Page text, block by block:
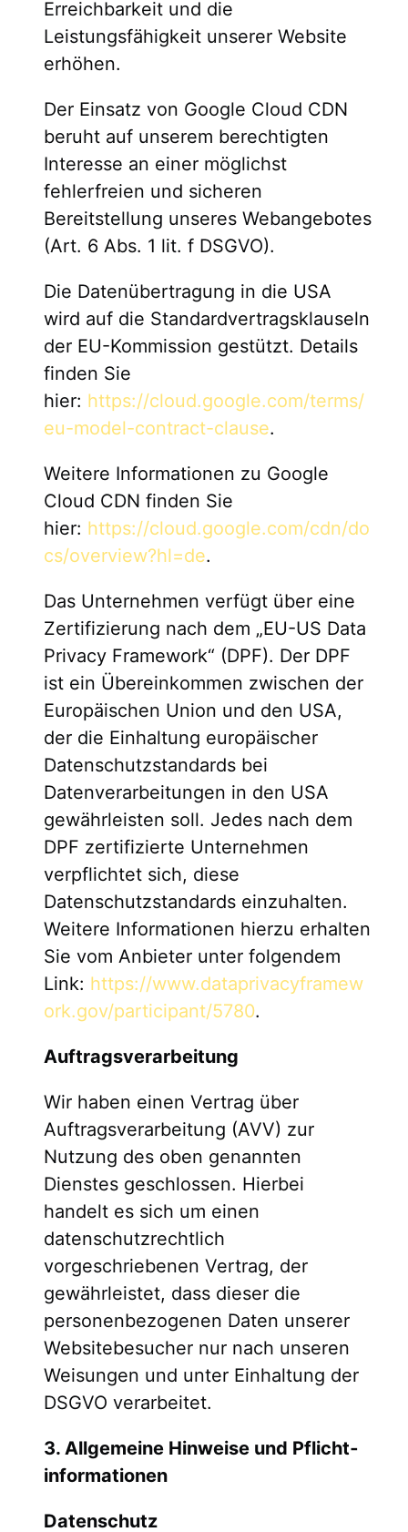
Erreichbarkeit und die
Leistungsfähigkeit unserer Website
erhöhen.
Der Einsatz von Google Cloud CDN
beruht auf unserem berechtigten
Interesse an einer möglichst
fehlerfreien und sicheren
Bereitstellung unseres Webangebotes
(Art. 6 Abs. 1 lit. f DSGVO).
Die Datenübertragung in die USA
wird auf die Standardvertragsklauseln
der EU-Kommission gestützt. Details
finden Sie
hier: https://cloud.google.com/terms/
eu-model-contract-clause.
Weitere Informationen zu Google
Cloud CDN finden Sie
hier: https://cloud.google.com/cdn/do
cs/overview?hl=de.
Das Unternehmen verfügt über eine
Zertifizierung nach dem „EU-US Data
Privacy Framework“ (DPF). Der DPF
ist ein Übereinkommen zwischen der
Europäischen Union und den USA,
der die Einhaltung europäischer
Datenschutzstandards bei
Datenverarbeitungen in den USA
gewährleisten soll. Jedes nach dem
DPF zertifizierte Unternehmen
verpflichtet sich, diese
Datenschutzstandards einzuhalten.
Weitere Informationen hierzu erhalten
Sie vom Anbieter unter folgendem
Link: https://www.dataprivacyframew
ork.gov/participant/5780.
Auftragsverarbeitung
Wir haben einen Vertrag über
Auftragsverarbeitung (AVV) zur
Nutzung des oben genannten
Dienstes geschlossen. Hierbei
handelt es sich um einen
datenschutzrechtlich
vorgeschriebenen Vertrag, der
gewährleistet, dass dieser die
personenbezogenen Daten unserer
Websitebesucher nur nach unseren
Weisungen und unter Einhaltung der
DSGVO verarbeitet.
3. Allgemeine Hinweise und Pflicht­
informationen
Datenschutz